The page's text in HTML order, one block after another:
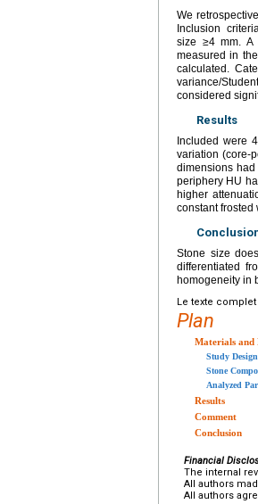
We
Inclusion
size ≥4 mm. A
measured in
calculated.
variance/
considered
Results
Included were
variation (core-
dimensions had
periphery HU
higher
constant frosted
Stone size
differentiated
homogeneity in
Le texte
Plan
Materials and
Study Design
Stone
Analyzed
Results
Comment
Conclusion
Financial
The internal
All authors
All authors